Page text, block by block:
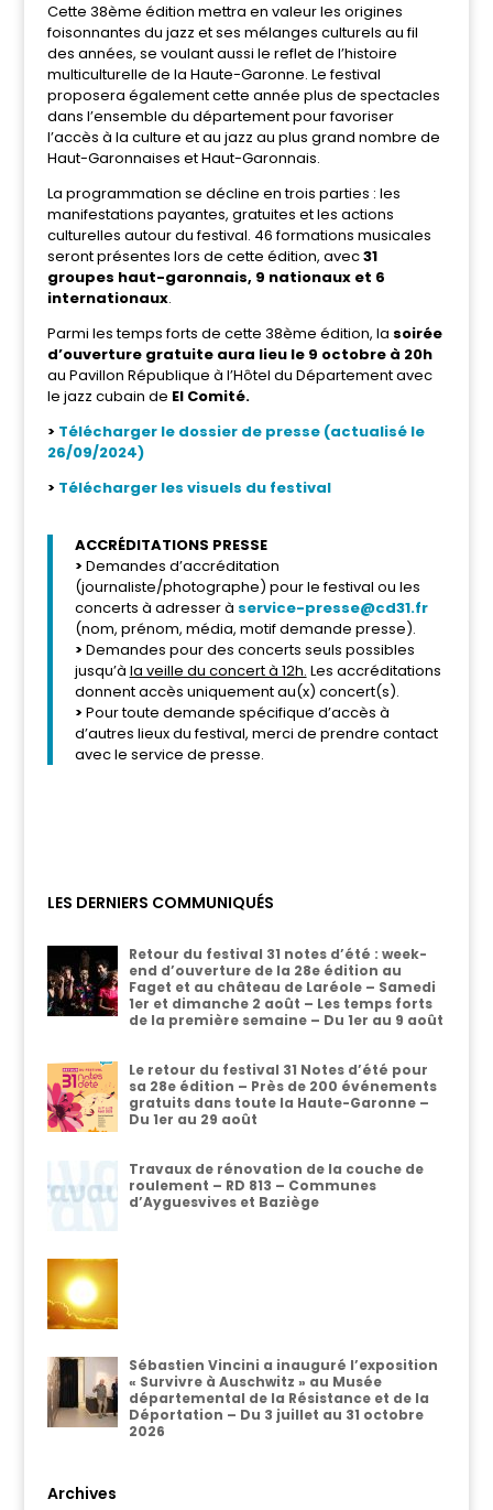
Cette 38ème édition mettra en valeur les origines
foisonnantes du jazz et ses mélanges culturels au fil
des années, se voulant aussi le reflet de l’histoire
multiculturelle de la Haute-Garonne. Le festival
proposera également cette année plus de spectacles
dans l’ensemble du département pour favoriser
l’accès à la culture et au jazz au plus grand nombre de
Haut-Garonnaises et Haut-Garonnais.
La programmation se décline en trois parties : les
manifestations payantes, gratuites et les actions
culturelles autour du festival. 46 formations musicales
seront présentes lors de cette édition, avec31
groupes haut-garonnais, 9 nationaux et 6
internationaux.
Parmi les temps forts de cette 38ème édition, la soirée
d’ouverture gratuite aura lieu le 9 octobre à 20h
au Pavillon République à l’Hôtel du Département avec
le jazz cubain de El Comité.
> Télécharger le dossier de presse (actualisé le
26/09/2024)
> Télécharger les visuels du festival
ACCRÉDITATIONS PRESSE
> Demandes d’accréditation
(journaliste/photographe) pour le festival ou les
concerts à adresser à service-presse@cd31.fr
(nom, prénom, média, motif demande presse).
> Demandes pour des concerts seuls possibles
jusqu’à la veille du concert à 12h. Les accréditations
donnent accès uniquement au(x) concert(s).
> Pour toute demande spécifique d’accès à
d’autres lieux du festival, merci de prendre contact
avec le service de presse.
LES DERNIERS COMMUNIQUÉS
Retour du festival 31 notes d’été : week-
end d’ouverture de la 28e édition au
Faget et au château de Laréole – Samedi
1er et dimanche 2 août – Les temps forts
de la première semaine – Du 1er au 9 août
Le retour du festival 31 Notes d’été pour
sa 28e édition – Près de 200 événements
gratuits dans toute la Haute-Garonne –
Du 1er au 29 août
Travaux de rénovation de la couche de
roulement – RD 813 – Communes
d’Ayguesvives et Baziège
Sébastien Vincini a inauguré l’exposition
« Survivre à Auschwitz » au Musée
départemental de la Résistance et de la
Déportation – Du 3 juillet au 31 octobre
2026
Archives